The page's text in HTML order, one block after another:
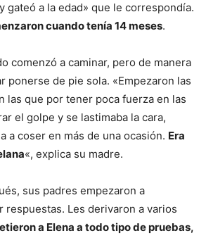
gateó a la edad» que le correspondía.
cuando tenía 14 meses.
comenzó a caminar, pero de manera
ponerse de pie sola. «Empezaron las
las que por tener poca fuerza en las
el golpe y se lastimaba la cara,
a coser en más de una ocasión. Era
«, explica su madre.
sus padres empezaron a
respuestas. Les derivaron a varios
a Elena a todo tipo de pruebas,